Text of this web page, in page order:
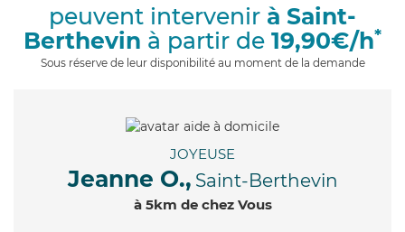
o
peuvent intervenir à Saint-
Berthevin à partir de 19,90€/h*
Sous réserve de leur disponibilité au moment de la demande
JOYEUSE
Jeanne O., Saint-Berthevin
à 5km de chez Vous